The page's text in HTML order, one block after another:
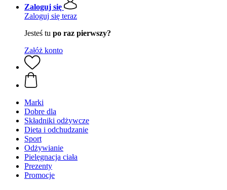
Zaloguj się
Zaloguj się teraz
Jesteś tu po raz pierwszy?
Załóż konto
Marki
Dobre dla
Składniki odżywcze
Dieta i odchudzanie
Sport
Odżywianie
Pielęgnacja ciała
Prezenty
Promocje